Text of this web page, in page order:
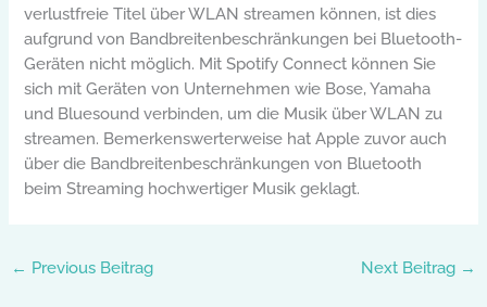
verlustfreie Titel über WLAN streamen können, ist dies
aufgrund von Bandbreitenbeschränkungen bei Bluetooth-
Geräten nicht möglich. Mit Spotify Connect können Sie
sich mit Geräten von Unternehmen wie Bose, Yamaha
und Bluesound verbinden, um die Musik über WLAN zu
streamen. Bemerkenswerterweise hat Apple zuvor auch
über die Bandbreitenbeschränkungen von Bluetooth
beim Streaming hochwertiger Musik geklagt.
← Previous Beitrag Next Beitrag →